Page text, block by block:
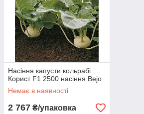
На смак нагадує кочеригу
соковита, солодкувата, без
характерною для білокачанної
Насіння капусти кольрабі
Корист F1 2500 насіння Bejo
Немає в наявності
2 767 ₴/упаковка